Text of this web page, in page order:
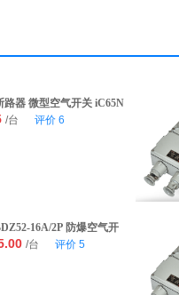
路器 微型空气开关 iC65N
/台 评价 6
16A/2P 防爆空气开
/台 评价 5